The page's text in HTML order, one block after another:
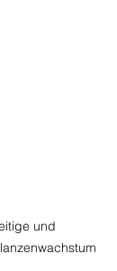
und